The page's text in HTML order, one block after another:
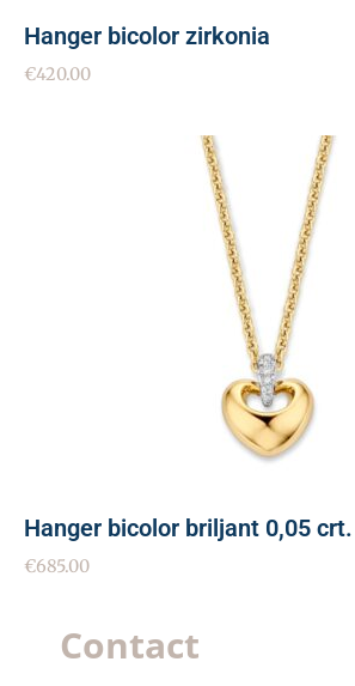
Hanger bicolor zirkonia
€420.00
Hanger bicolor briljant 0,05 crt.
€685.00
Contact